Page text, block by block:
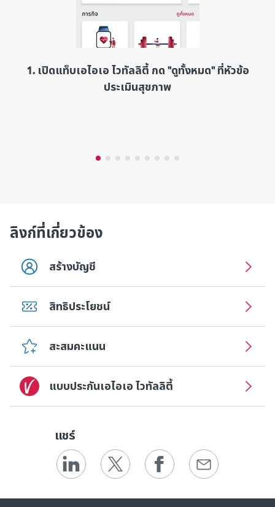
1. เปิดแท็บเอไอเอ ไวทัลลิตี้ กด "ดูทั้งหมด" ที่หัวข้อ
ประเมินสุขภาพ
ลิงก์ที่เกี่ยวข้อง
สร้างบัญชี
สิทธิประโยชน์
สะสมคะแนน
แบบประกันเอไอเอ ไวทัลลิตี้
แชร์